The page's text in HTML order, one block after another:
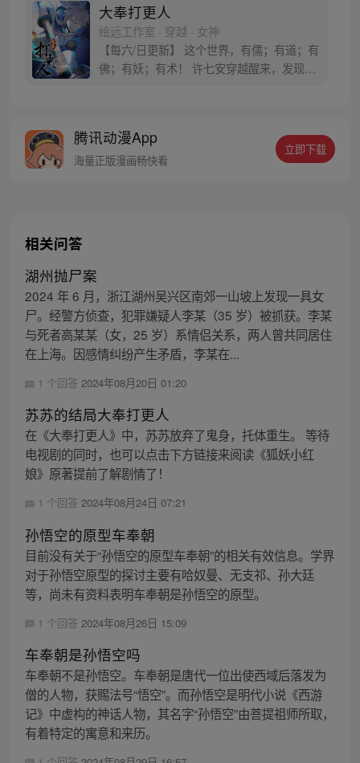
大奉打更人
绘远工作室 · 穿越 · 女神
【每六/日更新】 这个世界，有儒；有道；有
佛；有妖；有术！ 许七安穿越醒来，发现自
者卖报小郎君同名小说 QQ群号：
799493374
腾讯动漫App
海量正版漫画畅快看
立即下载
相关问答
湖州抛尸案
2024 年 6 月，浙江湖州吴兴区南郊一山坡上发现一具女
尸。经警方侦查，犯罪嫌疑人李某（35 岁）被抓获。李某
与死者高某某（女，25 岁）系情侣关系，两人曾共同居住
在上海。因感情纠纷产生矛盾，李某在...
1 个回答 2024年08月20日 01:20
苏苏的结局大奉打更人
在《大奉打更人》中，苏苏放弃了鬼身，托体重生。 等待
电视剧的同时，也可以点击下方链接来阅读《狐妖小红
娘》原著提前了解剧情了！
1 个回答 2024年08月24日 07:21
孙悟空的原型车奉朝
目前没有关于“孙悟空的原型车奉朝”的相关有效信息。学界
对于孙悟空原型的探讨主要有哈奴曼、无支祁、孙大廷
等，尚未有资料表明车奉朝是孙悟空的原型。
1 个回答 2024年08月26日 15:09
车奉朝是孙悟空吗
车奉朝不是孙悟空。车奉朝是唐代一位出使西域后落发为
僧的人物，获赐法号“悟空”。而孙悟空是明代小说《西游
记》中虚构的神话人物，其名字“孙悟空”由菩提祖师所取，
有着特定的寓意和来历。